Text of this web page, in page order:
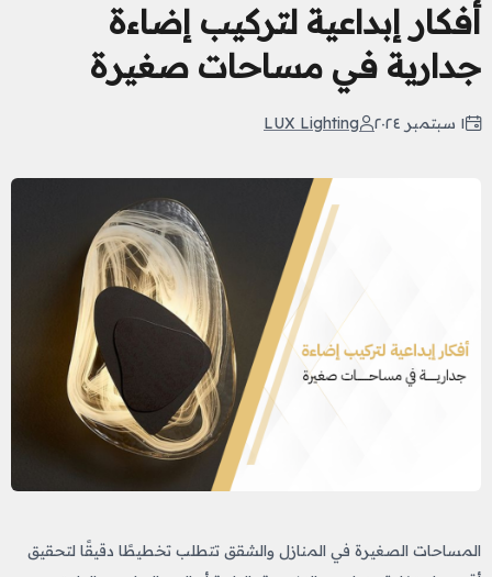
أفكار إبداعية لتركيب إضاءة
جدارية في مساحات صغيرة
١ سبتمبر ٢٠٢٤ LUX Lighting
المساحات الصغيرة في المنازل والشقق تتطلب تخطيطًا دقيقًا لتحقيق